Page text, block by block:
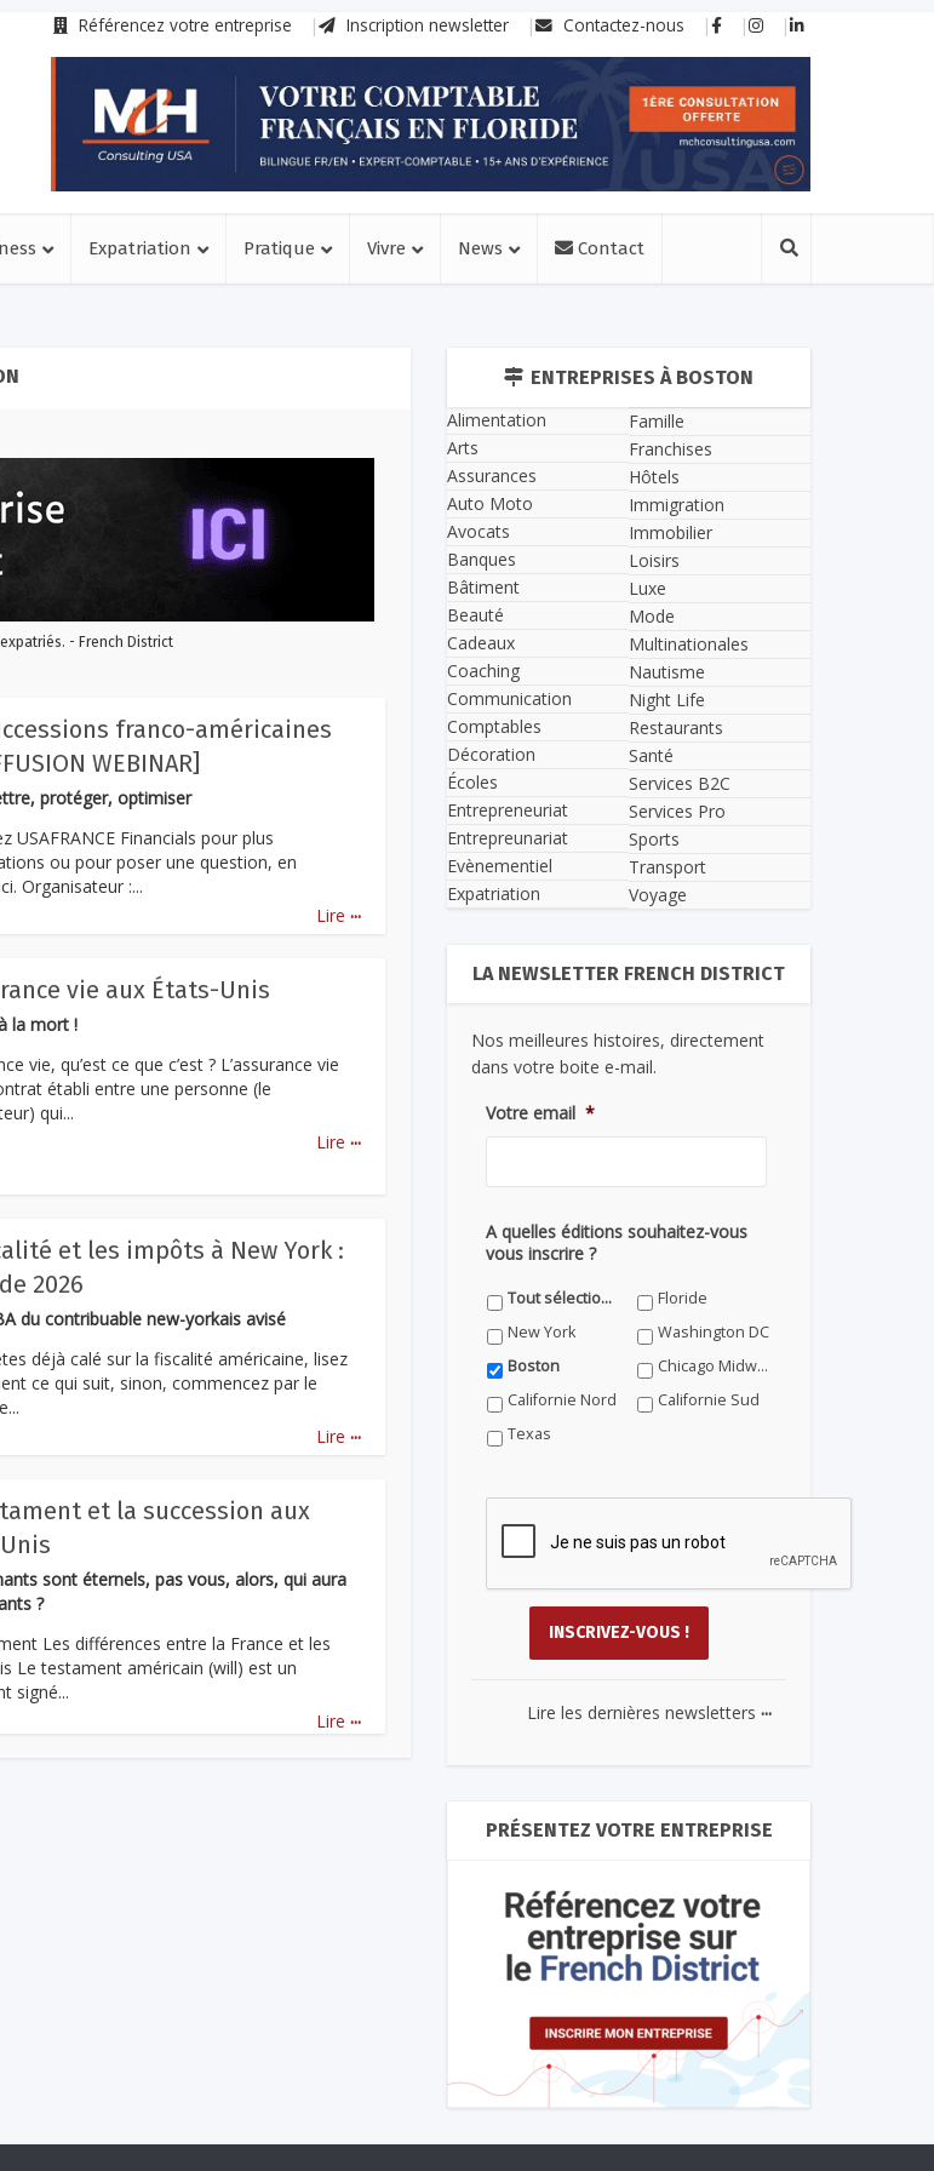
Référencez votre entreprise Inscription newsletter Contactez-nous
Expatriation Pratique Vivre News Contact
- French District
franco-américaines
WEBINAR]
protéger, optimiser
USAFRANCE Financials pour plus
ou pour poser une question, en
Organisateur :...
Lire ...
vie aux États-Unis
la mort !
vie, qu’est ce que c’est ? L’assurance vie
établi entre une personne (le
qui...
Lire ...
et les impôts à New York :
2026
du contribuable new-yorkais avisé
déjà calé sur la fiscalité américaine, lisez
ce qui suit, sinon, commencez par le
Lire ...
et la succession aux
sont éternels, pas vous, alors, qui aura
?
Les différences entre la France et les
Le testament américain (will) est un
signé...
Lire ...
ENTREPRISES À BOSTON
Alimentation
Arts
Assurances
Auto Moto
Avocats
Banques
Bâtiment
Beauté
Cadeaux
Coaching
Communication
Comptables
Décoration
Écoles
Entrepreneuriat
Entrepreunariat
Evènementiel
Expatriation
Famille
Franchises
Hôtels
Immigration
Immobilier
Loisirs
Luxe
Mode
Multinationales
Nautisme
Night Life
Restaurants
Santé
Services B2C
Services Pro
Sports
Transport
Voyage
LA NEWSLETTER FRENCH DISTRICT
Nos meilleures histoires, directement
dans votre boite e-mail.
Votre email *
A quelles éditions souhaitez-vous
vous inscrire ?
Tout sélectionner
Floride
New York
Washington DC
Boston
Chicago Midwest
Californie Nord
Californie Sud
Texas
Lire les dernières newsletters ...
PRÉSENTEZ VOTRE ENTREPRISE